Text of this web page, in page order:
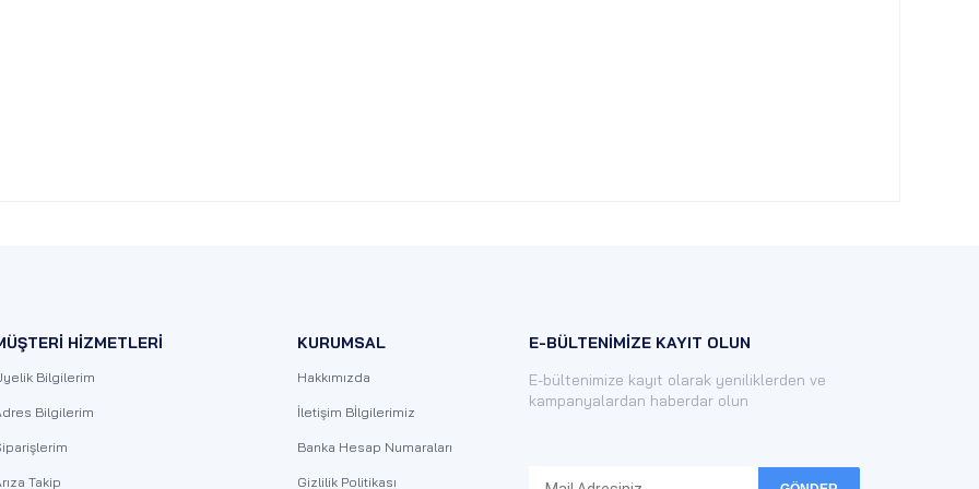
HİZMETLERİ
Bilgilerim
Bilgilerim
Takip
KURUMSAL
Hakkımızda
İletişim Bİlgilerimiz
Banka Hesap Numaraları
Gizlilik Politikası
E-BÜLTENİMİZE KAYIT OLUN
E-bültenimize kayıt olarak yeniliklerden ve
kampanyalardan haberdar olun